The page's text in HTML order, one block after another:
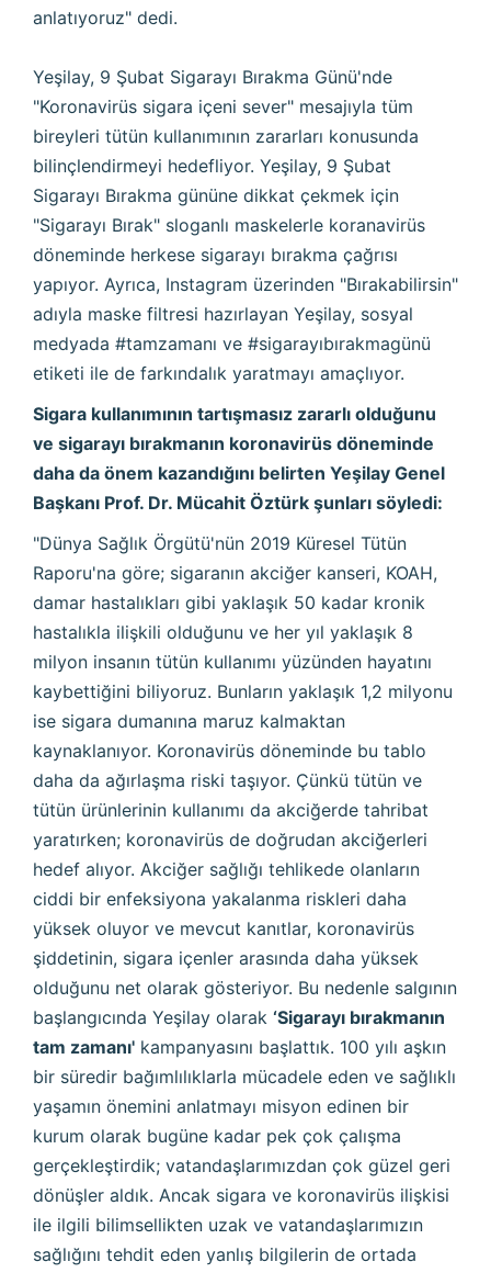
anlatıyoruz" dedi.
Yeşilay, 9 Şubat Sigarayı Bırakma Günü'nde
"Koronavirüs sigara içeni sever" mesajıyla tüm
bireyleri tütün kullanımının zararları konusunda
bilinçlendirmeyi hedefliyor. Yeşilay, 9 Şubat
Sigarayı Bırakma gününe dikkat çekmek için
"Sigarayı Bırak" sloganlı maskelerle koranavirüs
döneminde herkese sigarayı bırakma çağrısı
yapıyor. Ayrıca, Instagram üzerinden "Bırakabilirsin"
adıyla maske filtresi hazırlayan Yeşilay, sosyal
medyada #tamzamanı ve #sigarayıbırakmagünü
etiketi ile de farkındalık yaratmayı amaçlıyor.
Sigara kullanımının tartışmasız zararlı olduğunu
ve sigarayı bırakmanın koronavirüs döneminde
daha da önem kazandığını belirten Yeşilay Genel
Başkanı Prof. Dr. Mücahit Öztürk şunları söyledi:
"Dünya Sağlık Örgütü'nün 2019 Küresel Tütün
Raporu'na göre; sigaranın akciğer kanseri, KOAH,
damar hastalıkları gibi yaklaşık 50 kadar kronik
hastalıkla ilişkili olduğunu ve her yıl yaklaşık 8
milyon insanın tütün kullanımı yüzünden hayatını
kaybettiğini biliyoruz. Bunların yaklaşık 1,2 milyonu
ise sigara dumanına maruz kalmaktan
kaynaklanıyor. Koronavirüs döneminde bu tablo
daha da ağırlaşma riski taşıyor. Çünkü tütün ve
tütün ürünlerinin kullanımı da akciğerde tahribat
yaratırken; koronavirüs de doğrudan akciğerleri
hedef alıyor. Akciğer sağlığı tehlikede olanların
ciddi bir enfeksiyona yakalanma riskleri daha
yüksek oluyor ve mevcut kanıtlar, koronavirüs
şiddetinin, sigara içenler arasında daha yüksek
olduğunu net olarak gösteriyor. Bu nedenle salgının
başlangıcında Yeşilay olarak ‘Sigarayı bırakmanın
tam zamanı' kampanyasını başlattık. 100 yılı aşkın
bir süredir bağımlılıklarla mücadele eden ve sağlıklı
yaşamın önemini anlatmayı misyon edinen bir
kurum olarak bugüne kadar pek çok çalışma
gerçekleştirdik; vatandaşlarımızdan çok güzel geri
dönüşler aldık. Ancak sigara ve koronavirüs ilişkisi
ile ilgili bilimsellikten uzak ve vatandaşlarımızın
sağlığını tehdit eden yanlış bilgilerin de ortada